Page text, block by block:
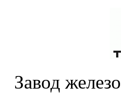
Завод